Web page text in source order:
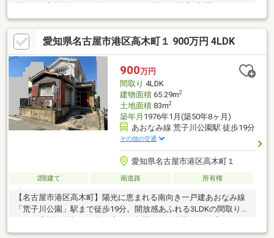
配置し、家族それぞれのプライベート空間も確保！・床下収納を
含む豊富な収納を確保し、生活感を出さずに暮らせます！・約4帖
の使いやすいロフトは収納や趣味空間として活躍！・プロジェク
ター設備のあるお部屋では映画やスポーツ観戦を大画面で楽しめ
ます！・角地に月採光・通風良好！・全館空調搭載のため、夏の2
階の暑さや冬の廊下の寒さがなく、エアコンの切り替えや部屋ご
との温度差ストレスがありません！
愛知県名古屋市港区高木町１ 900万円 4LDK
900万円
間取り 4LDK
建物面積65.29m2
土地面積83m2
築年月 1976年1月(築50年8ヶ月)
あおなみ線 荒子川公園駅 徒歩19分
その他の交通
愛知県名古屋市港区高木町１
2階建て 南道路 所有権
【名古屋市港区高木町】陽光に恵まれる南向き一戸建あおなみ線
「荒子川公園」駅まで徒歩19分。開放感あふれる3LDKの間取り
は、ご家族の笑顔が自然と広がる空間です。落着いた住宅エリア
に位置し、穏やかな暮らしを叶えます。駐車スペース1台分あり新